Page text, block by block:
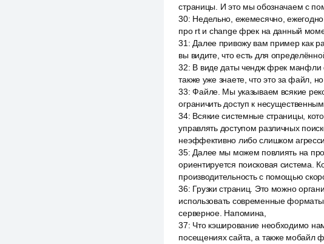
страницы. И это мы обозначаем с
30: Недельно, ежемесячно, ежегодно
про rt и change фрек на данный
31 : Далее привожу вам пример как
вы видите, что есть для
32: В виде даты чендж фрек манфли
также уже знаете, что это за файл,
33:Файле. Мы указываем всякие
ограничить доступ к
34: Всякие системные страницы,
управлять доступом различных
неэффективно либо слишком
35: Далее мы можем повлиять на
ориентируется поисковая система.
производительность с помощью
36: Грузки страниц. Это можно
использовать современные
серверное. Напомина,
37: Что кэширование необходимо
посещениях сайта, а также мобайл